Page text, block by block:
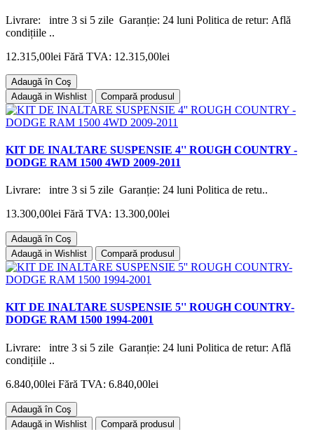
Livrare: intre 3 si 5 zile Garanție: 24 luni Politica de retur: Află
condițiile ..
12.315,00lei Fără TVA: 12.315,00lei
Adaugă în Coş
Adaugă in Wishlist
Compară produsul
KIT DE INALTARE SUSPENSIE 4'' ROUGH COUNTRY -
DODGE RAM 1500 4WD 2009-2011
Livrare: intre 3 si 5 zile Garanție: 24 luni Politica de retu..
13.300,00lei Fără TVA: 13.300,00lei
Adaugă în Coş
Adaugă in Wishlist
Compară produsul
KIT DE INALTARE SUSPENSIE 5'' ROUGH COUNTRY-
DODGE RAM 1500 1994-2001
Livrare: intre 3 si 5 zile Garanție: 24 luni Politica de retur: Află
condițiile ..
6.840,00lei Fără TVA: 6.840,00lei
Adaugă în Coş
Adaugă in Wishlist
Compară produsul